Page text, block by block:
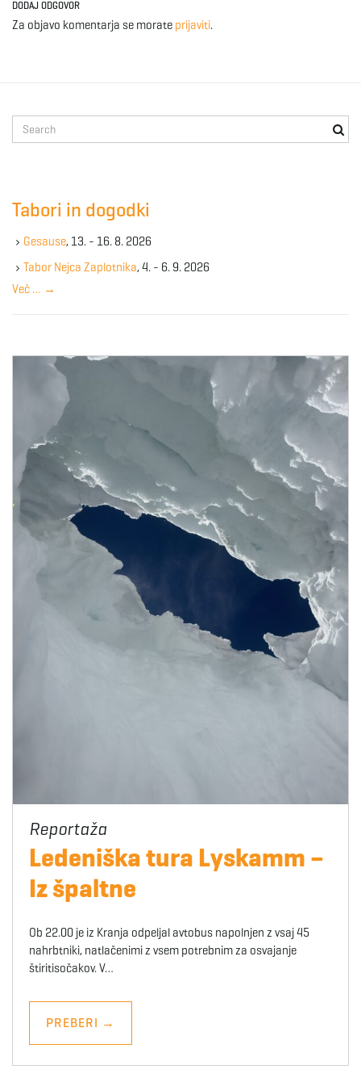
DODAJ ODGOVOR
Za objavo komentarja se morate prijaviti.
e
e
y
w
r
Tabori in dogodki
Gesause, 13. - 16. 8. 2026
Tabor Nejca Zaplotnika, 4. - 6. 9. 2026
Več … →
Ledeniška tura Lyskamm –
Iz špaltne
Ob 22.00 je iz Kranja odpeljal avtobus napolnjen z vsaj 45
nahrbtniki, natlačenimi z vsem potrebnim za osvajanje
štiritisočakov. V…
PREBERI →